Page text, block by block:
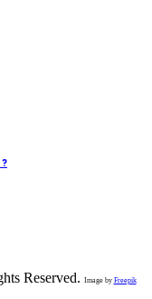
Reserved. Image by Freepik